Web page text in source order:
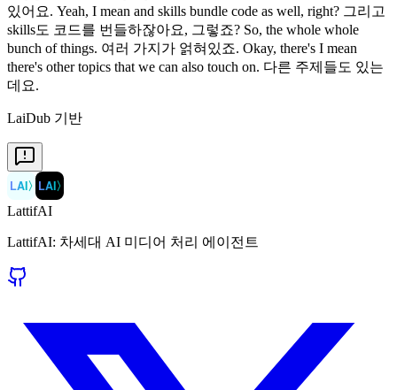
있어요. Yeah, I mean and skills bundle code as well, right? 그리고
skills도 코드를 번들하잖아요, 그렇죠? So, the whole whole
bunch of things. 여러 가지가 얽혀있죠. Okay, there's I mean
there's other topics that we can also touch on. 다른 주제들도 있는
데요.
LaiDub 기반
LAI〉 LAI〉
LattifAI
LattifAI: 차세대 AI 미디어 처리 에이전트